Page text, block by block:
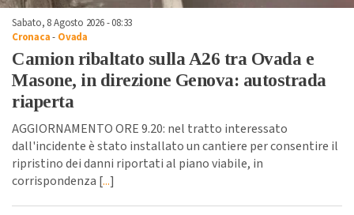
Sabato, 8 Agosto 2026 - 08:33
Cronaca- Ovada
Camion ribaltato sulla A26 tra Ovada e
Masone, in direzione Genova: autostrada
riaperta
AGGIORNAMENTO ORE 9.20: nel tratto interessato
dall'incidente è stato installato un cantiere per consentire il
ripristino dei danni riportati al piano viabile, in
corrispondenza [...]